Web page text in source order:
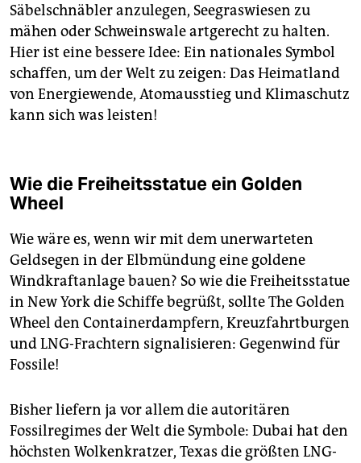
Säbelschnäbler anzulegen, Seegraswiesen zu
mähen oder Schweinswale artgerecht zu halten.
Hier ist eine bessere Idee: Ein nationales Symbol
schaffen, um der Welt zu zeigen: Das Heimatland
von Energiewende, Atomausstieg und Klimaschutz
kann sich was leisten!
Wie die Freiheitsstatue ein Golden
Wheel
Wie wäre es, wenn wir mit dem unerwarteten
Geldsegen in der Elbmündung eine goldene
Windkraftanlage bauen? So wie die Freiheitsstatue
in New York die Schiffe begrüßt, sollte The Golden
Wheel den Containerdampfern, Kreuzfahrtburgen
und LNG-Frachtern signalisieren: Gegenwind für
Fossile!
Bisher liefern ja vor allem die autoritären
Fossilregimes der Welt die Symbole: Dubai hat den
höchsten Wolkenkratzer, Texas die größten LNG-